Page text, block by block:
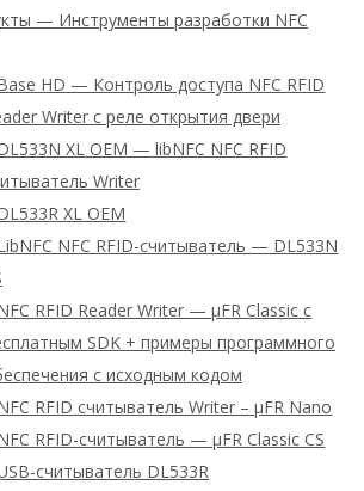
— Инструменты разработки NFC
HD — Контроль доступа NFC RFID
Writer с реле открытия двери
XL OEM — libNFC NFC RFID
Writer
XL OEM
NFC RFID-считыватель — DL533N
RFID Reader Writer — μFR Classic с
SDK + примеры программного
с исходным кодом
RFID считыватель Writer – μFR Nano
RFID-считыватель — μFR Classic CS
считыватель DL533R